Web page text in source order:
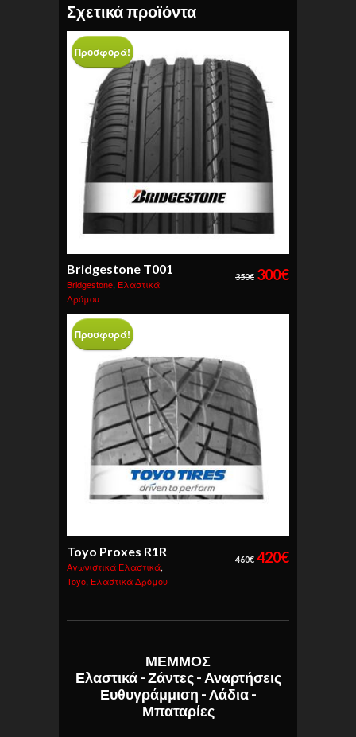
Σχετικά προϊόντα
Προσφορά!
Bridgestone T001
Bridgestone, Ελαστικά
Δρόμου
350€ 300€
Προσφορά!
Toyo Proxes R1R
Αγωνιστικά Ελαστικά,
Toyo, Ελαστικά Δρόμου
460€ 420€
ΜΕΜΜΟΣ
Ελαστικά - Ζάντες - Αναρτήσεις
Ευθυγράμμιση - Λάδια -
Μπαταρίες